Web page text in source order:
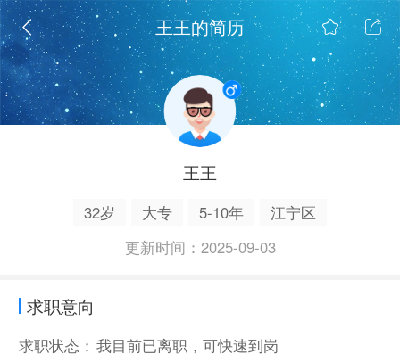
王王的简历
王王
32岁 大专 5-10年
江宁区
更新时间：2025-09-03
求职意向
求职状态： 我目前已离职，可快速到岗